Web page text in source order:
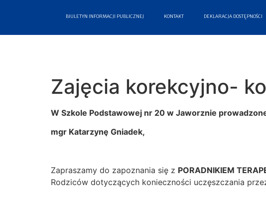
BIULETYN INFORMACJI PUBLICZNEJ KONTAKT DEKLARACJA DOSTĘPNOŚCI
Zajęcia korekcyjno-
W Szkole Podstawowej nr 20 w Jaworznie
mgr Katarzynę Gniadek,
Zapraszamy do zapoznania się z PORADNIKIEM
Rodziców dotyczących konieczności uczęszczania